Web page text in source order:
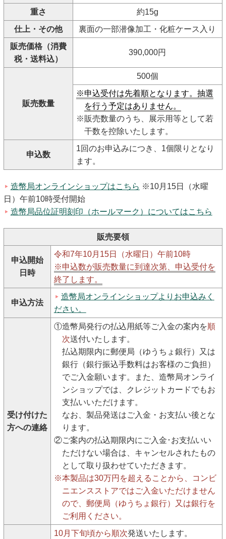
重さ
約15g
仕上・その他
裏面の一部潜像加工・化粧ケース入り
販売価格（消費
税・送料込）
390,000円
販売数量
500個
※申込受付は先着順となります。抽選
を行う予定はありません。
※販売数量のうち、展示用等として若
干数を控除いたします。
申込数
1回のお申込みにつき、1個限りとなり
ます。
造幣局オンラインショップはこちら ※10月15日（水曜
日）午前10時受付開始
造幣局品位証明刻印（ホールマーク）についてはこちら
販売要領
申込開始
日時
令和7年10月15日（水曜日）午前10時
※申込数が販売数量に到達次第、申込受付を
終了します。
申込方法
造幣局オンラインショップよりお申込みく
ださい。
受け付けた
方への連絡
①造幣局発行の払込用紙等ご入金の案内を順
次送付いたします。
払込期限内に郵便局（ゆうちょ銀行）又は
銀行（銀行振込手数料はお客様のご負担）
でご入金願います。また、造幣局オンライ
ンショップでは、クレジットカードでもお
支払いいただけます。
なお、製品発送はご入金・お支払い後とな
ります。
②ご案内の払込期限内にご入金･お支払いい
ただけない場合は、キャンセルされたもの
として取り扱わせていただきます。
※本製品は30万円を超えることから、コンビ
ニエンスストアではご入金いただけません
ので、郵便局（ゆうちょ銀行）又は銀行を
ご利用ください。
10月下旬頃から順次発送いたします。